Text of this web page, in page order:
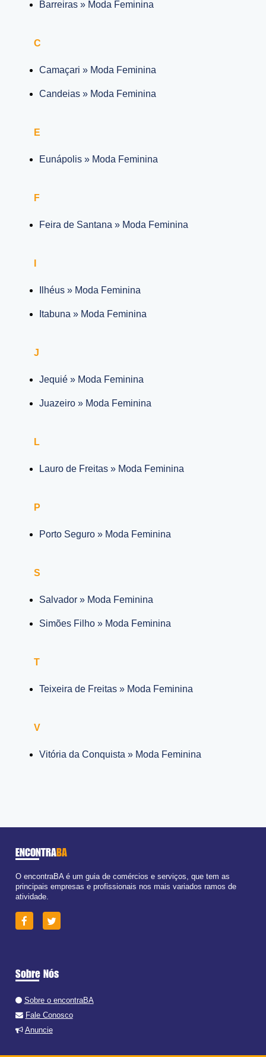
Barreiras » Moda Feminina
C
Camaçari » Moda Feminina
Candeias » Moda Feminina
E
Eunápolis » Moda Feminina
F
Feira de Santana » Moda Feminina
Ilhéus » Moda Feminina
Itabuna » Moda Feminina
J
Jequié » Moda Feminina
Juazeiro » Moda Feminina
L
Lauro de Freitas » Moda Feminina
P
Porto Seguro » Moda Feminina
S
Salvador » Moda Feminina
Simões Filho » Moda Feminina
T
Teixeira de Freitas » Moda Feminina
V
Vitória da Conquista » Moda Feminina
ENCONTRABA
O encontraBA é um guia de comércios e serviços, que tem as
principais empresas e profissionais nos mais variados ramos de
atividade.
Sobre Nós
Sobre o encontraBA
Fale Conosco
Anuncie